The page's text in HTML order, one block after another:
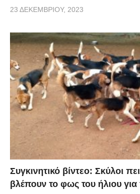
23 ΔΕΚΕΜΒΡΊΟΥ, 2023
Συγκινητικό βίντεο: Σκύλοι
βλέπουν το φως του ήλιου